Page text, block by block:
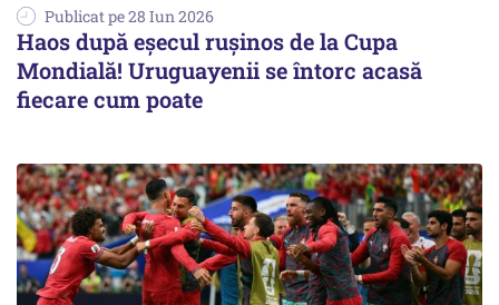
Publicat pe 28 Iun 2026
Haos după eșecul rușinos de la Cupa
Mondială! Uruguayenii se întorc acasă
fiecare cum poate